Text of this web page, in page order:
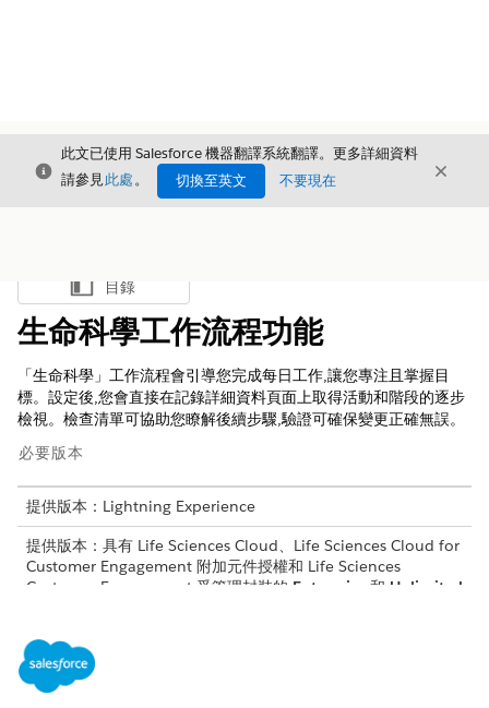
結束
此文已使用 Salesforce 機器翻譯系統翻譯。更多詳細資料
請參見此處。 切換至英文 不要現在 結束
顯示目錄
目錄
生命科學工作流程功能
「生命科學」工作流程會引導您完成每日工作,讓您專注且掌握目
標。設定後,您會直接在記錄詳細資料頁面上取得活動和階段的逐步
檢視。檢查清單可協助您瞭解後續步驟,驗證可確保變更正確無誤。
必要版本
提供版本：Lightning Experience
提供版本：具有 Life Sciences Cloud、Life Sciences Cloud for
Customer Engagement 附加元件授權和 Life Sciences
Customer Engagement 受管理封裝的 Enterprise 和 Unlimited
如果物件已設定「生命科學」工作流程,您可以看見下列部分或全部
功能。工作流程路徑和可用的選項取決於 Salesforce 管理員的工作
流程組態、記錄階段和您目前的內容。